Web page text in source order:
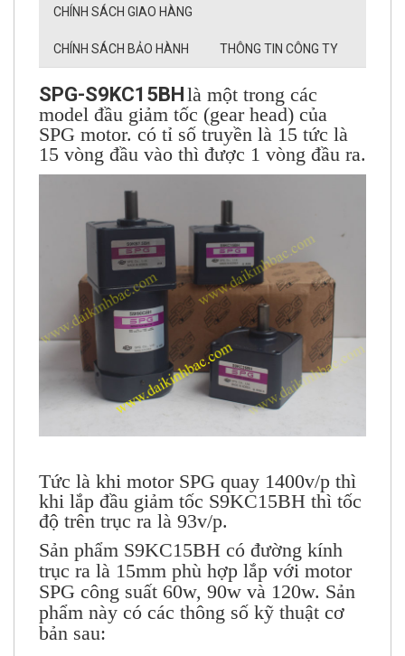
CHÍNH SÁCH GIAO HÀNG
CHÍNH SÁCH BẢO HÀNH THÔNG TIN CÔNG TY
SPG-S9KC15BHlà một trong các
model đầu giảm tốc (gear head) của
SPG motor. có tỉ số truyền là 15 tức là
15 vòng đầu vào thì được 1 vòng đầu ra.
Tức là khi motor SPG quay 1400v/p thì
khi lắp đầu giảm tốc S9KC15BH thì tốc
độ trên trục ra là 93v/p.
Sản phẩm S9KC15BH có đường kính
trục ra là 15mm phù hợp lắp với motor
SPG công suất 60w, 90w và 120w. Sản
phẩm này có các thông số kỹ thuật cơ
bản sau: